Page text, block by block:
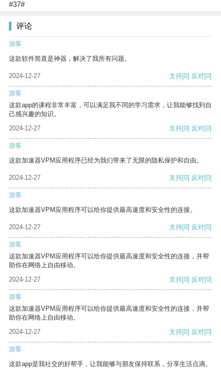
#37#
评论
游客
这款软件简直是神器，解决了我所有问题。
2024-12-27 支持[0] 反对[0]
游客
这款app的课程非常丰富，可以满足我不同的学习需求，让我能够找到自
己感兴趣的知识。
2024-12-27
支持[0] 反对[0]
游客
这款加速器VPM应用程序已经为我们带来了无限的隐私保护和自由。
2024-12-27 支持[0] 反对[0]
游客
这款加速器VPM应用程序可以给你提供最高速度和安全性的连接。
2024-12-27 支持[0] 反对[0]
游客
这款加速器VPM应用程序可以给你提供最高速度和安全性的连接，并帮
助你在网络上自由移动。
2024-12-27
支持[0] 反对[0]
游客
这款加速器VPM应用程序可以给你提供最高速度和安全性的连接，并帮
助你在网络上自由移动。
2024-12-27
支持[0] 反对[0]
游客
这款app是我社交的好帮手，让我能够与朋友保持联系，分享生活点滴。